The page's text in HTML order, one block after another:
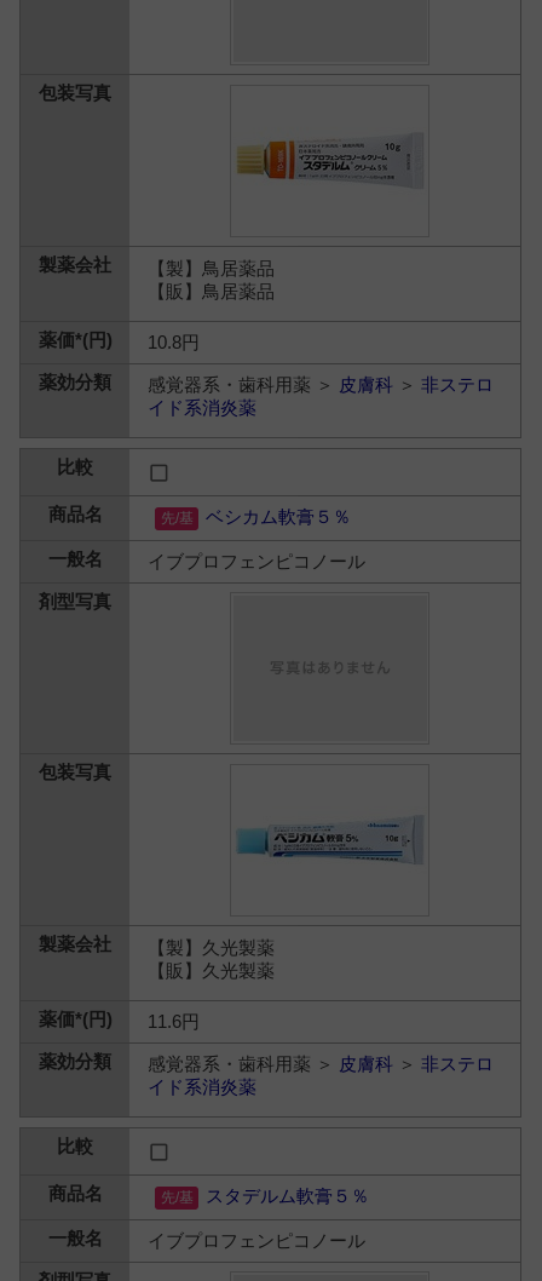
【製】鳥居薬品
【販】鳥居薬品
10.8円
感覚器系・歯科用薬 ＞ 皮膚科 ＞非ステロ
イド系消炎薬
ベシカム軟膏５％
イブプロフェンピコノール
【製】久光製薬
【販】久光製薬
11.6円
感覚器系・歯科用薬 ＞ 皮膚科 ＞非ステロ
イド系消炎薬
スタデルム軟膏５％
イブプロフェンピコノール